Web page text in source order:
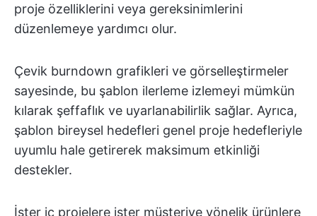
proje özelliklerini veya gereksinimlerini
düzenlemeye yardımcı olur.
Çevik burndown grafikleri ve görselleştirmeler
sayesinde, bu şablon ilerleme izlemeyi mümkün
kılarak şeffaflık ve uyarlanabilirlik sağlar. Ayrıca,
şablon bireysel hedefleri genel proje hedefleriyle
uyumlu hale getirerek maksimum etkinliği
destekler.
İster iç projelere ister müşteriye yönelik ürünlere